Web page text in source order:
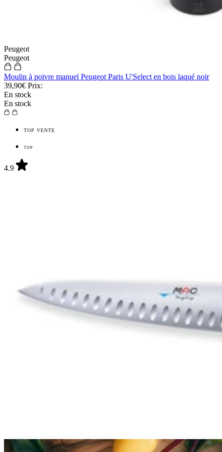
Peugeot
Peugeot
Moulin à poivre manuel Peugeot Paris U'Select en bois laqué noir
39,90€ Prix:
En stock
En stock
TOP VENTE
TOP
4.9